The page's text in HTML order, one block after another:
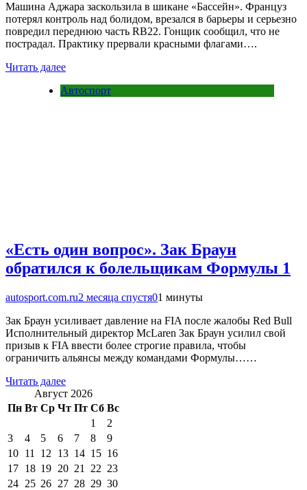
Машина Аджара заскользила в шикане «Бассейн». Француз
потерял контроль над болидом, врезался в барьеры и серьезно
повредил переднюю часть RB22. Гонщик сообщил, что не
пострадал. Практику прервали красными флагами….
Читать далее
Автоспорт
«Есть один вопрос». Зак Браун
обратился к болельщикам Формулы 1
autosport.com.ru2 месяца спустя01 минуты
Зак Браун усиливает давление на FIA после жалобы Red Bull
Исполнительный директор McLaren Зак Браун усилил свой
призыв к FIA ввести более строгие правила, чтобы
ограничить альянсы между командами Формулы……
Читать далее
Август 2026
Пн Вт Ср Чт Пт Сб Вс
1
2
3
4 5 6 7 8
9
10 11 12 13 14 15 16
17 18 19 20 21 22 23
24 25 26 27 28 29 30